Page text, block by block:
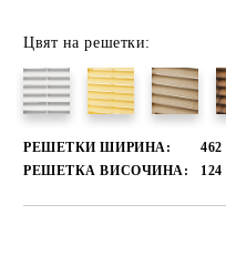
Цвят на решетки:
РЕШЕТКИ ШИРИНА: 462
РЕШЕТКА ВИСОЧИНА:
124